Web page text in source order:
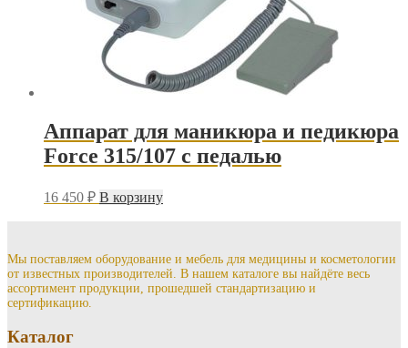
Аппарат для маникюра и педикюра
Force 315/107 с педалью
16 450 ₽ В корзину
Мы поставляем оборудование и мебель для медицины и косметологии
от известных производителей. В нашем каталоге вы найдёте весь
ассортимент продукции, прошедшей стандартизацию и
сертификацию.
Каталог